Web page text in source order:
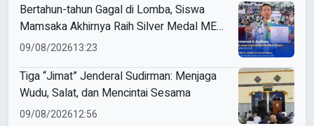
Bertahun-tahun Gagal di Lomba, Siswa
Mamsaka Akhirnya Raih Silver Medal ME
Awards 2026
09/08/202613:23
Tiga “Jimat” Jenderal Sudirman: Menjaga
Wudu, Salat, dan Mencintai Sesama
09/08/202612:56